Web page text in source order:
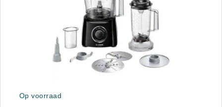
Op voorraad